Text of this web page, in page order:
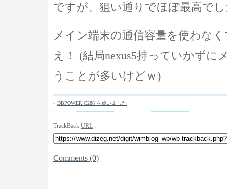
ですが、狙い通りでほぼ最高で
メイン端末の通信容量を使わな
え！ (結局nexus5持っていかずに
うことが多いけどｗ)
« DBPOWER C286 を買いました
TrackBack URL :
Comments (0)